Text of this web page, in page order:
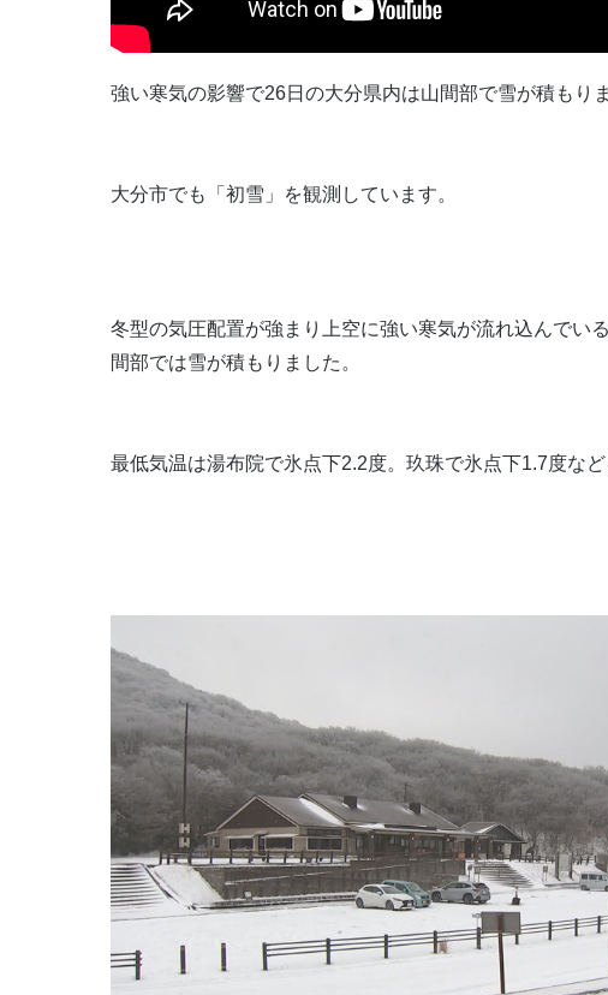
強い寒気の影響で26日の大分県内は山間部で雪が積もりま
大分市でも「初雪」を観測しています。
冬型の気圧配置が強まり上空に強い寒気が流れ込んでい
間部では雪が積もりました。
最低気温は湯布院で氷点下2.2度。玖珠で氷点下1.7度など